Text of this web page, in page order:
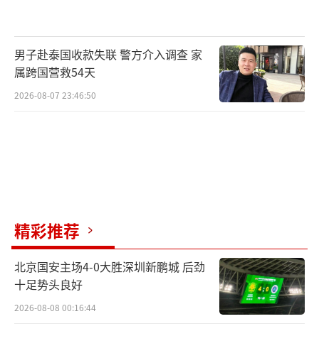
是保密阶段，没有人可以抢得到。
4月3日晚上8点，多名购房者商量着明天去
男子赴泰国收款失联 警方介入调查 家
属跨国营救54天
2026-08-07 23:46:50
精彩推荐
北京国安主场4-0大胜深圳新鹏城 后劲
十足势头良好
2026-08-08 00:16:44